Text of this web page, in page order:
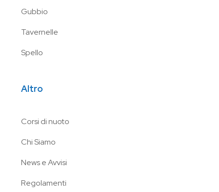
Gubbio
Tavernelle
Spello
Altro
Corsi di nuoto
Chi Siamo
News e Avvisi
Regolamenti